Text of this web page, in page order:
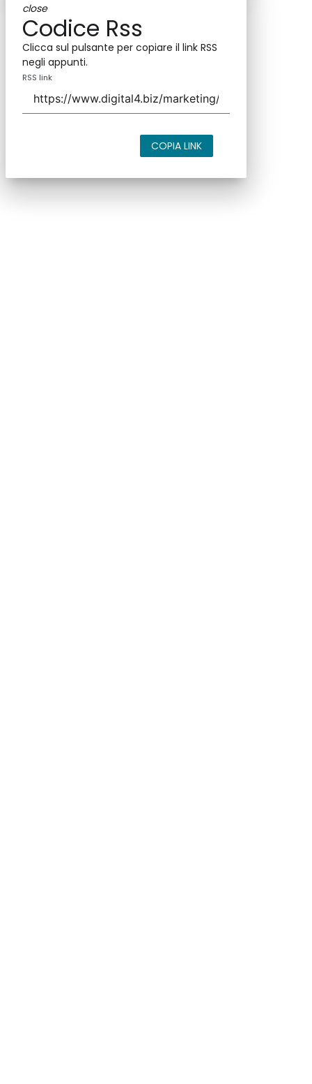
close
Codice Rss
Clicca sul pulsante per copiare il link RSS
negli appunti.
RSS link
COPIA LINK